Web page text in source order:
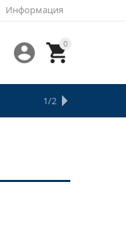
Информация
0


ТОВАРЫ С БЕСПЛАТНОЙ
1/2